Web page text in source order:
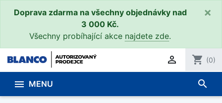
Doprava zdarma na všechny objednávky nad
3 000 Kč.
Všechny probíhající akce najdete zde.
×
 shopping_cart (0)
 MENU search